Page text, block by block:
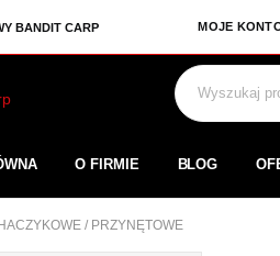
BANDIT CARP MOJE
O FIRMIE BLOG
/ PRZYNĘTOWE